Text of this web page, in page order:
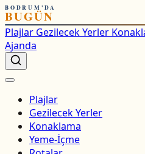
BODRUM'DA
BUGÜN
Plajlar Gezilecek Yerler
Ajanda
Plajlar
Gezilecek Yerler
Konaklama
Yeme-İçme